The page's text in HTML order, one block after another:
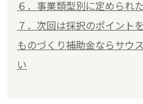
６．事業類型別に定められ
７．次回は採択のポイント
ものづくり補助金ならサウ
い